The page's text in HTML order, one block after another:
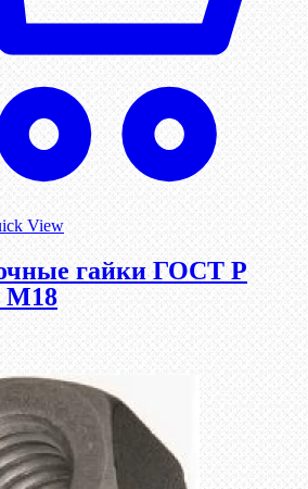
View
гайки ГОСТ Р
М18